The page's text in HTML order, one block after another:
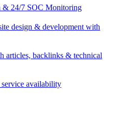
& 24/7 SOC Monitoring
design & development with
articles, backlinks & technical
availability